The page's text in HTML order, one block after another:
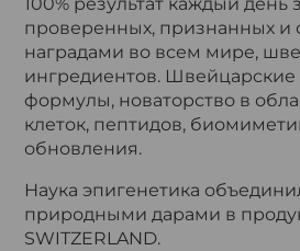
100% результат каждый день
проверенных, признанных и
наградами во всем мире,
ингредиентов. Швейцарские
формулы, новаторство в
клеток, пептидов,
обновления.
Наука эпигенетика
природными дарами в
SWITZERLAND.